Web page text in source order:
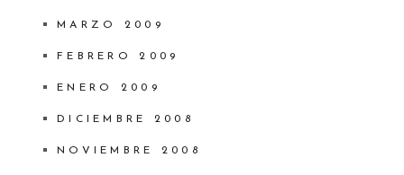
MARZO 2009
FEBRERO 2009
ENERO 2009
DICIEMBRE 2008
NOVIEMBRE 2008